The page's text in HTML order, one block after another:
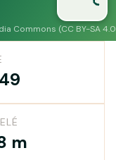
Commons (CC BY-SA
m